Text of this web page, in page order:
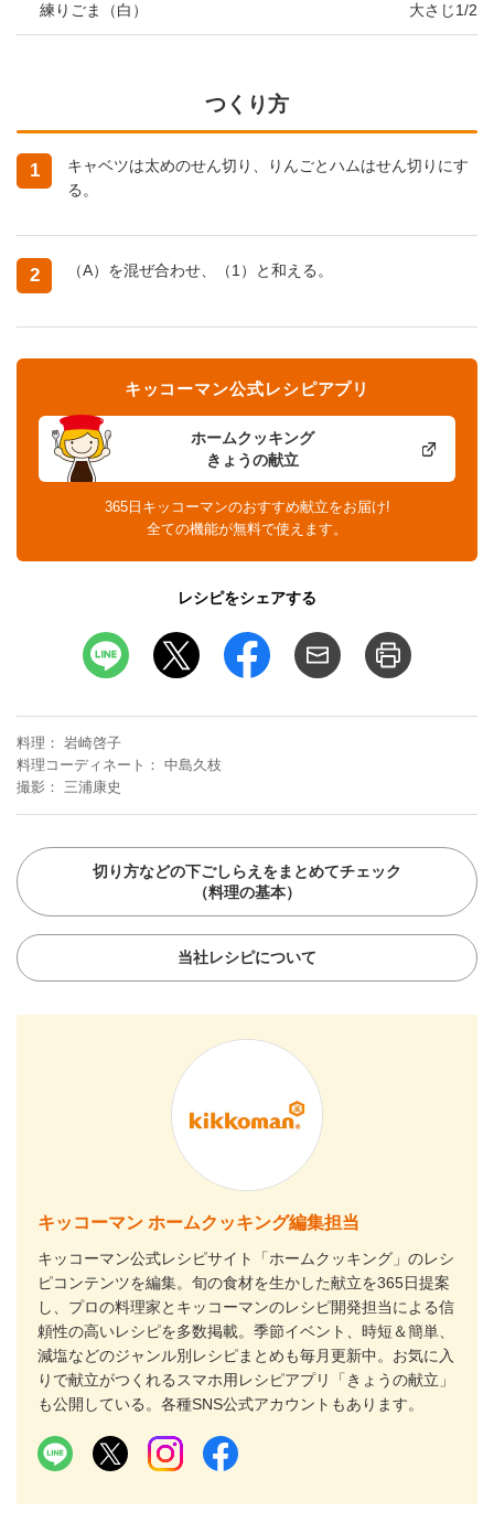
練りごま（白） 大さじ1/2
つくり方
1
キャベツは太めのせん切り、りんごとハムはせん切りにす
る。
2 （A）を混ぜ合わせ、（1）と和える。
ホームクッキング
きょうの献立
キッコーマン公式レシピアプリ
365日キッコーマンのおすすめ献立をお届け!
全ての機能が無料で使えます。
レシピをシェアする
料理
岩崎啓子
料理コーディネート
中島久枝
撮影
三浦康史
切り方などの下ごしらえをまとめてチェック
（料理の基本）
当社レシピについて
キッコーマン ホームクッキング編集担当
キッコーマン公式レシピサイト「ホームクッキング」のレシ
ピコンテンツを編集。旬の食材を生かした献立を365日提案
し、プロの料理家とキッコーマンのレシピ開発担当による信
頼性の高いレシピを多数掲載。季節イベント、時短＆簡単、
減塩などのジャンル別レシピまとめも毎月更新中。お気に入
りで献立がつくれるスマホ用レシピアプリ「きょうの献立」
も公開している。各種SNS公式アカウントもあります。